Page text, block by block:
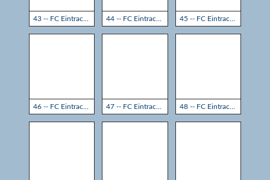
43 -- FC Eintracht Rheine - TSG Sprockhövel 3:3 44 -- FC Eintracht Rheine - TSG Sprockhövel 3:3 45 -- FC Eintracht Rheine - TSG Sprockhövel 3:3
46 -- FC Eintracht Rheine - TSG Sprockhövel 3:3 47 -- FC Eintracht Rheine - TSG Sprockhövel 3:3 48 -- FC Eintracht Rheine - TSG Sprockhövel 3:3